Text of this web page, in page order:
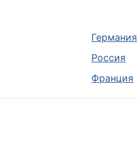
Германия
Россия
Франция